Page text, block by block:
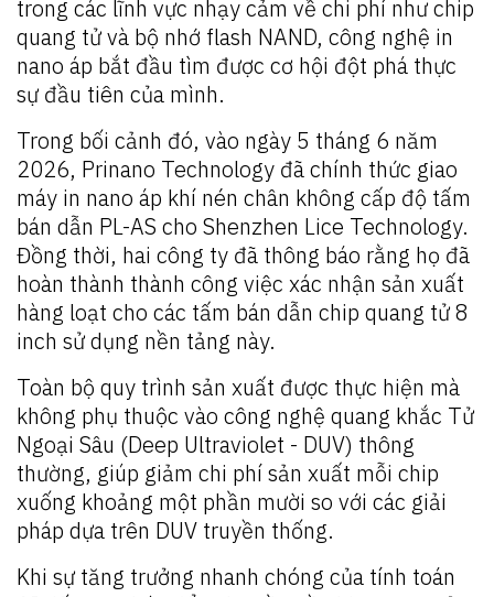
trong các lĩnh vực nhạy cảm về chi phí như chip
quang tử và bộ nhớ flash NAND, công nghệ in
nano áp bắt đầu tìm được cơ hội đột phá thực
sự đầu tiên của mình.
Trong bối cảnh đó, vào ngày 5 tháng 6 năm
2026, Prinano Technology đã chính thức giao
máy in nano áp khí nén chân không cấp độ tấm
bán dẫn PL-AS cho Shenzhen Lice Technology.
Đồng thời, hai công ty đã thông báo rằng họ đã
hoàn thành thành công việc xác nhận sản xuất
hàng loạt cho các tấm bán dẫn chip quang tử 8
inch sử dụng nền tảng này.
Toàn bộ quy trình sản xuất được thực hiện mà
không phụ thuộc vào công nghệ quang khắc Tử
Ngoại Sâu (Deep Ultraviolet - DUV) thông
thường, giúp giảm chi phí sản xuất mỗi chip
xuống khoảng một phần mười so với các giải
pháp dựa trên DUV truyền thống.
Khi sự tăng trưởng nhanh chóng của tính toán